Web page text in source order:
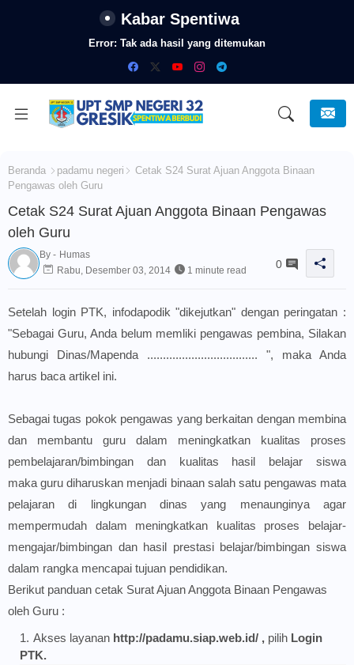
Kabar Spentiwa
Error: Tak ada hasil yang ditemukan
Beranda padamu negeri
Cetak S24 Surat Ajuan Anggota Binaan
Pengawas oleh Guru
Cetak S24 Surat Ajuan Anggota Binaan Pengawas
oleh Guru
By - Humas
Rabu, Desember 03, 2014
1 minute read 0
Setelah login PTK, infodapodik "dikejutkan" dengan peringatan :
"Sebagai Guru, Anda belum memliki pengawas pembina, Silakan
hubungi Dinas/Mapenda ................................... ", maka Anda
harus baca artikel ini.
Sebagai tugas pokok pengawas yang berkaitan dengan membina
dan membantu guru dalam meningkatkan kualitas proses
pembelajaran/bimbingan dan kualitas hasil belajar siswa
maka guru diharuskan menjadi binaan salah satu pengawas mata
pelajaran di lingkungan dinas yang menaunginya agar
mempermudah dalam meningkatkan kualitas proses belajar-
mengajar/bimbingan dan hasil prestasi belajar/bimbingan siswa
dalam rangka mencapai tujuan pendidikan.
Berikut panduan cetak Surat Ajuan Anggota Binaan Pengawas
oleh Guru :
Akses layanan http://padamu.siap.web.id/ , pilih Login
PTK.